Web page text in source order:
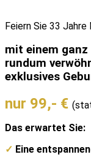
Feiern Sie 33
mit einem ganz
rundum
exklusives
nur 99,- €
Das erwartet Sie:
✓ Eine